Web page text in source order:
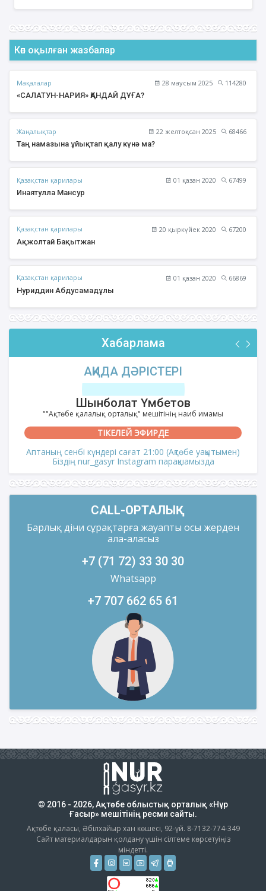
Көп оқылған жазбалар
Мақалалар 28 маусым 2025
114280
«САЛАТУН-НАРИЯ» ҚАНДАЙ ДҰҒА?
Жаңалықтар 22 желтоқсан 2025
68466
Таң намазына ұйықтап қалу күнә ма?
Қазақстан қарилары 01 қазан 2020
67499
Инаятулла Мансур
Қазақстан қарилары 20 қыркүйек 2020
67200
Ақжолтай Бақытжан
Қазақстан қарилары 01 қазан 2020
66869
Нуриддин Абдусамадұлы
Хабарлама
АҚИДА ДӘРІСТЕРІ
Шынболат Үмбетов
""Ақтөбе қалалық орталық" мешітінің наиб имамы
ТІКЕЛЕЙ ЭФИРДЕ
Аптаның сенбі күндері сағат 21:00 (Ақтөбе уақытымен)
Біздің nur_gasyr Instagram парақшамызда
CALL-ОРТАЛЫҚ
Барлық діни сұрақтарға жауапты осы жерден
ала-аласыз
+7 (71 72) 33 30 30
Whatsapp
+7 707 662 65 61
© 2016 - 2026, Ақтөбе облыстық орталық «Нұр
Ғасыр» мешітінің ресми сайты.
Ақтөбе қаласы, Әбілхайыр хан көшесі, 92-үй. 8-7132-774-349
Сайт материалдарын қолдану үшін сілтеме көрсетуіңіз
міндетті.